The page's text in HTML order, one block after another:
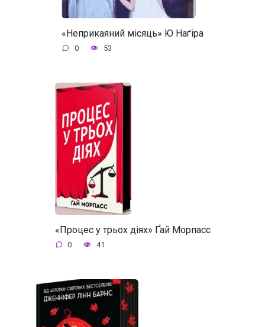
«Неприкаяний місяць» Ю Наґіра
0 53
«Процес у трьох діях» Ґай Морпасс
0 41